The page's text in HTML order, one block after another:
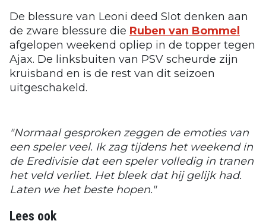
De blessure van Leoni deed Slot denken aan
de zware blessure die Ruben van Bommel
afgelopen weekend opliep in de topper tegen
Ajax. De linksbuiten van PSV scheurde zijn
kruisband en is de rest van dit seizoen
uitgeschakeld.
"Normaal gesproken zeggen de emoties van
een speler veel. Ik zag tijdens het weekend in
de Eredivisie dat een speler volledig in tranen
het veld verliet. Het bleek dat hij gelijk had.
Laten we het beste hopen."
Lees ook